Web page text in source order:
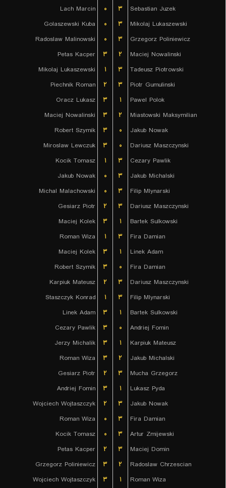
Lach Marcin
۰ ۳
Sebastian Juzek
Golaszewski Kuba
۰ ۳
Mikolaj Lukaszewski
Radoslaw Malinowski
۰ ۳
Grzegorz Poliniewicz
Petas Kacper
۳ ۲
Maciej Nowalinski
Mikolaj Lukaszewski
۱ ۳
Tadeusz Piotrowski
Piechnik Roman
۲ ۳
Piotr Gumulinski
Oracz Lukasz
۳ ۱
Pawel Polok
Maciej Nowalinski
۳ ۲
Miastowski Maksymilian
Robert Szymik
۳ ۰
Jakub Nowak
Miroslaw Lewczuk
۳ ۰
Dariusz Maszczynski
Kocik Tomasz
۱ ۳
Cezary Pawlik
Jakub Nowak
۰ ۳
Jakub Michalski
Michal Malachowski
۰ ۳
Filip Mlynarski
Gesiarz Piotr
۲ ۳
Dariusz Maszczynski
Maciej Kolek
۳ ۱
Bartek Sulkowski
Roman Wiza
۱ ۳
Fira Damian
Maciej Kolek
۳ ۱
Linek Adam
Robert Szymik
۳ ۰
Fira Damian
Karpiuk Mateusz
۲ ۳
Dariusz Maszczynski
Staszczyk Konrad
۱ ۳
Filip Mlynarski
Linek Adam
۳ ۱
Bartek Sulkowski
Cezary Pawlik
۳ ۰
Andriej Fomin
Jerzy Michalik
۳ ۱
Karpiuk Mateusz
Roman Wiza
۳ ۲
Jakub Michalski
Gesiarz Piotr
۲ ۳
Mucha Grzegorz
Andriej Fomin
۳ ۱
Lukasz Pyda
Wojciech Wojtaszczyk
۲ ۳
Jakub Nowak
Roman Wiza
۰ ۳
Fira Damian
Kocik Tomasz
۰ ۳
Artur Zmijewski
Petas Kacper
۲ ۳
Maciej Domin
Grzegorz Poliniewicz
۳ ۲
Radoslaw Chrzescian
Wojciech Wojtaszczyk
۳ ۱
Roman Wiza